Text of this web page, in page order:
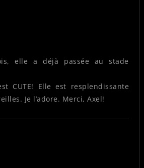
elle a déjà passée au stade
CUTE! Elle est resplendissante
Je l’adore. Merci, Axel!